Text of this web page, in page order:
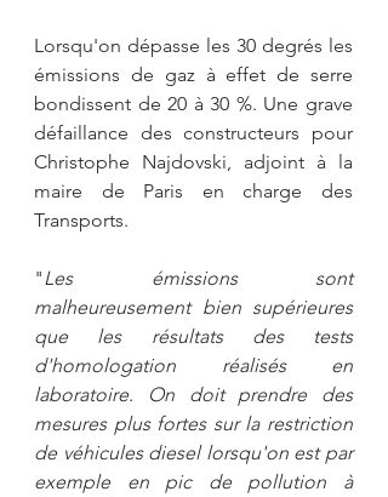
Lorsqu'on dépasse les 30 degrés les
émissions de gaz à effet de serre
bondissent de 20 à 30 %. Une grave
défaillance des constructeurs pour
Christophe Najdovski, adjoint à la
maire de Paris en charge des
Transports.
" Les émissions sont
malheureusement bien supérieures
que les résultats des tests
d'homologation réalisés en
laboratoire. On doit prendre des
mesures plus fortes sur la restriction
de véhicules diesel lorsqu'on est par
exemple en pic de pollution à